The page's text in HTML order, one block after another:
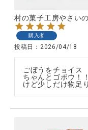
村の菓子工房やさい
購入者
投稿日 2026/04/18
ごぼうをチョイス
ちゃんとゴボウ！
けど少しだけ物足